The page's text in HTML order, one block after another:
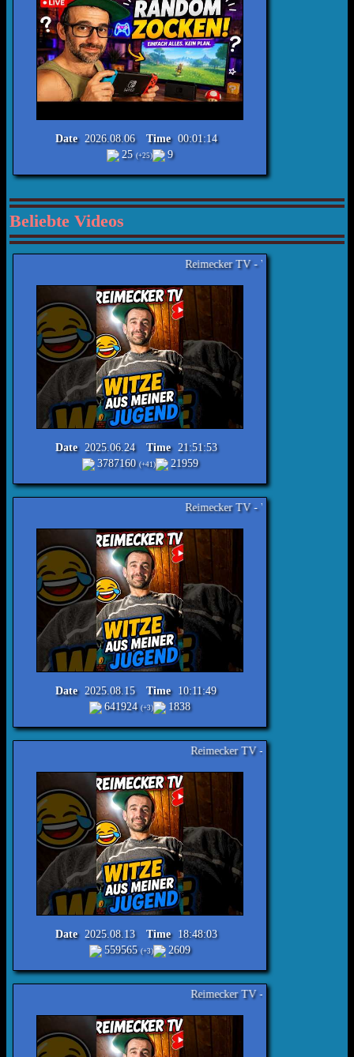
Date 2026.08.06 Time 00:01:14
25(+25) 9
Beliebte Videos
Reimecker TV - Witze aus meiner Jugend Nr.406
Date 2025.06.24 Time 21:51:53
3787160(+41) 21959
Reimecker TV - Witze aus meiner Jugend Nr.443
Date 2025.08.15 Time 10:11:49
641924(+3) 1838
Reimecker TV - Witze aus meiner Jugend Nr.442
Date 2025.08.13 Time 18:48:03
559565(+3) 2609
Reimecker TV - Witze aus meiner Jugend Nr.447